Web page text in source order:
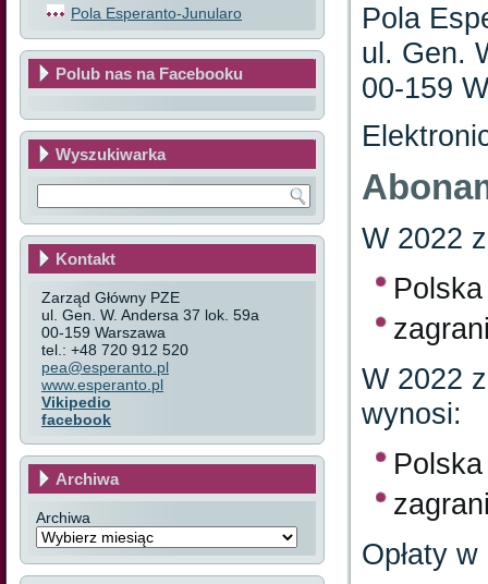
Pola Esperanto-Junularo
Polub nas na Facebooku
Wyszukiwarka
Kontakt
Zarząd Główny PZE
ul. Gen. W. Andersa 37 lok. 59a
00-159 Warszawa
tel.: +48 720 912 520
pea@esperanto.pl
www.esperanto.pl
Vikipedio
facebook
Archiwa
Archiwa
Pola
ul. Gen.
00-159
W 2022
Polska
W 2022
wynosi:
Polska
Opłaty